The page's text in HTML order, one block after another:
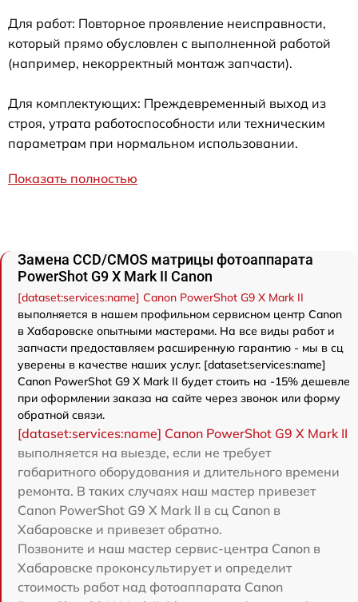
Для работ: Повторное проявление неисправности,
который прямо обусловлен с выполненной работой
(например, некорректный монтаж запчасти).
Для комплектующих: Преждевременный выход из
строя, утрата работоспособности или техническим
параметрам при нормальном использовании.
Показать полностью
Замена CCD/CMOS матрицы фотоаппарата
PowerShot G9 X Mark II Canon
[dataset:services:name] Canon PowerShot G9 X Mark II
выполняется в нашем профильном сервисном центр Canon
в Хабаровске опытными мастерами. На все виды работ и
запчасти предоставляем расширенную гарантию - мы в сц
уверены в качестве наших услуг. [dataset:services:name]
Canon PowerShot G9 X Mark II будет стоить на -15% дешевле
при оформлении заказа на сайте через звонок или форму
обратной связи.
[dataset:services:name] Canon PowerShot G9 X Mark II
выполняется на выезде, если не требует
габаритного оборудования и длительного времени
ремонта. В таких случаях наш мастер привезет
Canon PowerShot G9 X Mark II в сц Canon в
Хабаровске и привезет обратно.
Позвоните и наш мастер сервис-центра Canon в
Хабаровске проконсультирует и определит
стоимость работ над фотоаппарата Canon